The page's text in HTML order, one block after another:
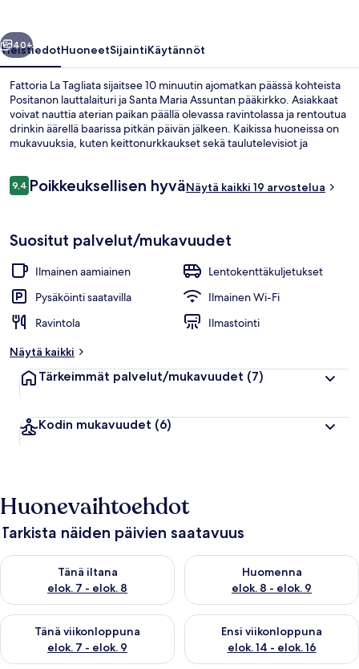
Seuraava
40+
YleistiedotHuoneetSijaintiKäytännöt
Fattoria La Tagliata sijaitsee 10 minuutin ajomatkan päässä kohteista
Positanon lauttalaituri ja Santa Maria Assuntan pääkirkko. Asiakkaat
voivat nauttia aterian paikan päällä olevassa ravintolassa ja rentoutua
drinkin äärellä baarissa pitkän päivän jälkeen. Kaikissa huoneissa on
mukavuuksia, kuten keittonurkkaukset sekä taulutelevisiot ja
Arvostelut
9,49,4 kautta 10.
Poikkeuksellisen hyväNäytä kaikki 19 arvostelua
Suositut palvelut/mukavuudet
Ilmainen aamiainen
Lentokenttäkuljetukset
Pysäköinti saatavilla
Ilmainen Wi-Fi
Ravintola
Ilmastointi
Näytä kaikki
Tärkeimmät palvelut/mukavuudet (7)
Kodin mukavuudet (6)
Huonevaihtoehdot
Tarkista näiden päivien saatavuus
Tänä iltana
elok. 7 - elok. 8
Tarkista tämän illan saatavuus elok. 7 - elok. 8
Huomenna
elok. 8 - elok. 9
Tarkista huomisen saatavuus
Tänä viikonloppuna
elok. 7 - elok. 9
Tarkista tämän viikonlopun saatavuus elok. 7 - elok. 9
Ensi viikonloppuna
elok. 14 - elok. 16
Tarkista ensi viikonlopun